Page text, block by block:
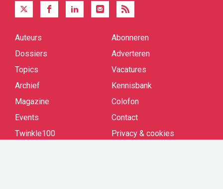
Quick
Auteurs
Dossiers
Topics
Archief
Magazine
Events
Twinkle100
Abonneren
Adverteren
Vacatures
Kennisbank
Colofon
Contact
Privacy & cookies